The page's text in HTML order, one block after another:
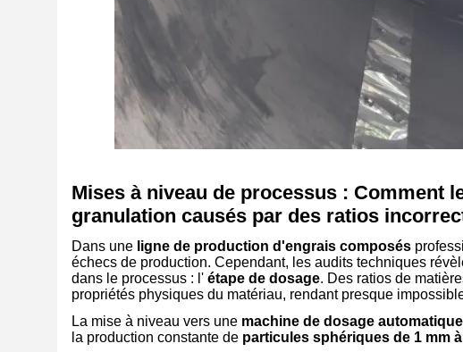
Mises à niveau de processus : Comment
granulation causés par des ratios
Dans une ligne de production d'engrais composés
échecs de production. Cependant, les audits techniques
dans le processus : l' étape de dosage. Des ratios de
propriétés physiques du matériau, rendant presque
La mise à niveau vers une machine de dosage automatique
la production constante de particules sphériques de 1 mm